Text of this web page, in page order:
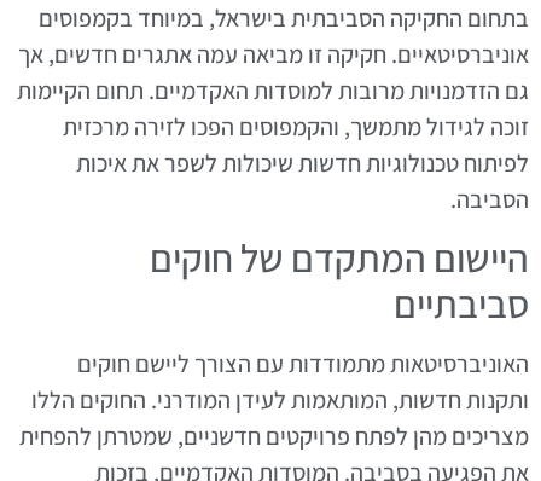
בתחום החקיקה הסביבתית בישראל, במיוחד בקמפוסים
אוניברסיטאיים. חקיקה זו מביאה עמה אתגרים חדשים, אך
גם הזדמנויות מרובות למוסדות האקדמיים. תחום הקיימות
זוכה לגידול מתמשך, והקמפוסים הפכו לזירה מרכזית
לפיתוח טכנולוגיות חדשות שיכולות לשפר את איכות
הסביבה.
היישום המתקדם של חוקים
סביבתיים
האוניברסיטאות מתמודדות עם הצורך ליישם חוקים
ותקנות חדשות, המותאמות לעידן המודרני. החוקים הללו
מצריכים מהן לפתח פרויקטים חדשניים, שמטרתן להפחית
את הפגיעה בסביבה. המוסדות האקדמיים, בזכות